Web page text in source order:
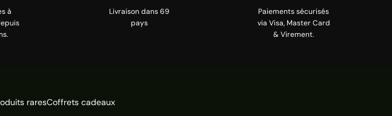
à
Livraison dans 69
pays
Paiements sécurisés
via Visa, Master Card
& Virement.
raresCoffrets cadeaux